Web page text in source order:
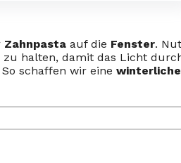
Zahnpastaauf die Fenster.
halten, damit das Licht
schaffen wir eine